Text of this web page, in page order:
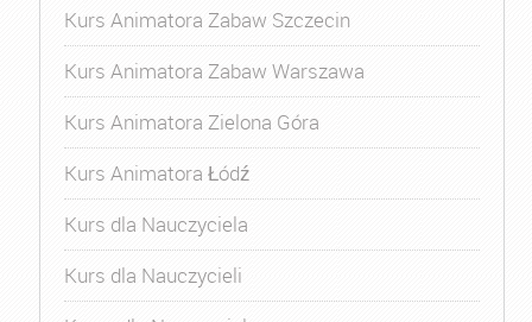
Kurs Animatora Zabaw Szczecin
Kurs Animatora Zabaw Warszawa
Kurs Animatora Zielona Góra
Kurs Animatora Łódź
Kurs dla Nauczyciela
Kurs dla Nauczycieli